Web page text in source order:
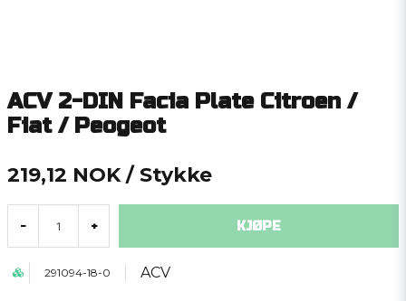
ACV 2-DIN Facia Plate Citroen /
Fiat / Peogeot
219,12 NOK / Stykke
- + KJØPE
291094-18-0 ACV